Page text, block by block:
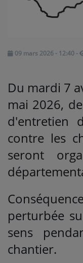
EMISSIONS
Titres diffusés
09 mars 2026 - 12:40 -
Du mardi 7
mai 2026,
d'entretien
contre les
seront
perturbée
sens
chantier.